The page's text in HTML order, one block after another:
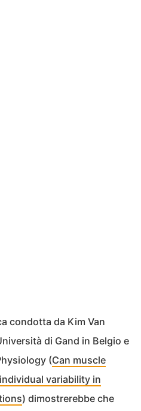
condotta da Kim Van
di Gand in Belgio e
(Can muscle
variability in
) dimostrerebbe che